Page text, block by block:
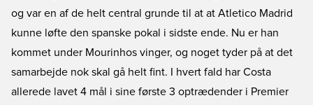
og var en af de helt central grunde til at at Atletico Madrid
kunne løfte den spanske pokal i sidste ende. Nu er han
kommet under Mourinhos vinger, og noget tyder på at det
samarbejde nok skal gå helt fint. I hvert fald har Costa
allerede lavet 4 mål i sine første 3 optrædender i Premier